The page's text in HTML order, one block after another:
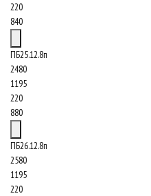
220
840
ПБ25.12.8п
2480
1195
220
880
ПБ26.12.8п
2580
1195
220